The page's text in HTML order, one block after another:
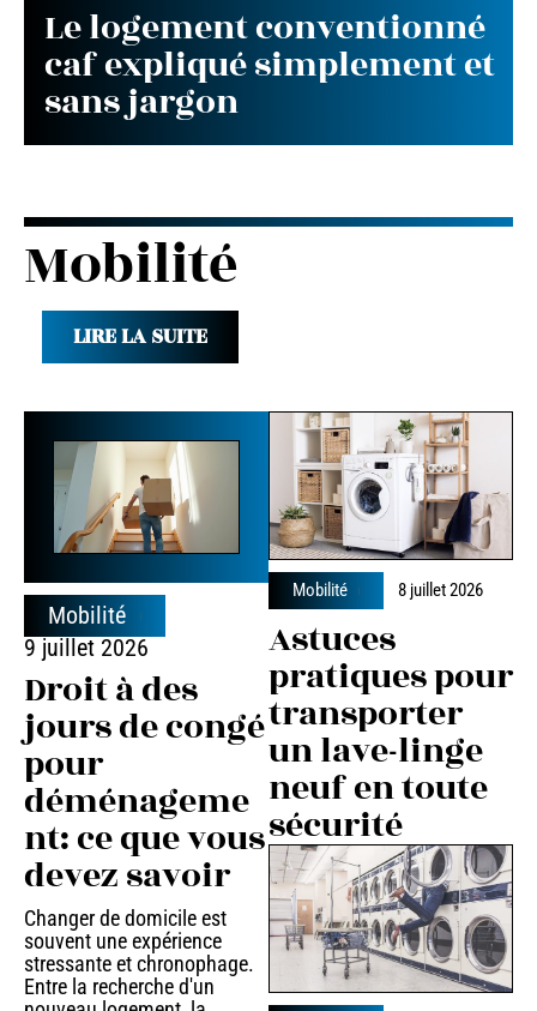
Le logement conventionné
caf expliqué simplement et
sans jargon
Mobilité
LIRE LA SUITE
Mobilité
9 juillet 2026
Droit à des
jours de congé
pour
déménageme
nt: ce que vous
devez savoir
Changer de domicile est
souvent une expérience
stressante et chronophage.
Entre la recherche d'un
Mobilité 8 juillet 2026
Astuces
pratiques pour
transporter
un lave-linge
neuf en toute
sécurité